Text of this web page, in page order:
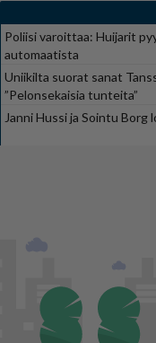
Poliisi varoittaa: Huijarit
automaatista
Uniikilta suorat sanat
”Pelonsekaisia tunteita”
Janni Hussi ja Sointu